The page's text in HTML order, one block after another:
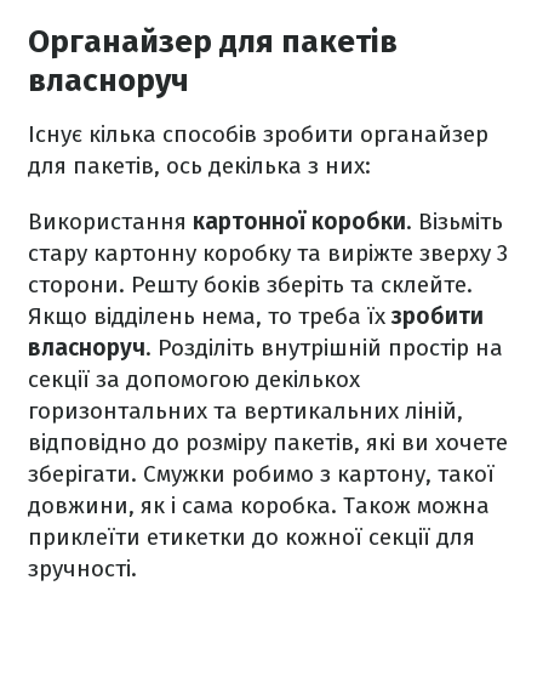
Органайзер для пакетів
власноруч
Існує кілька способів зробити органайзер
для пакетів, ось декілька з них:
Використання картонної коробки. Візьміть
стару картонну коробку та виріжте зверху 3
сторони. Решту боків зберіть та склейте.
Якщо відділень нема, то треба їхзробити
власноруч. Розділіть внутрішній простір на
секції за допомогою декількох
горизонтальних та вертикальних ліній,
відповідно до розміру пакетів, які ви хочете
зберігати. Смужки робимо з картону, такої
довжини, як і сама коробка. Також можна
приклеїти етикетки до кожної секції для
зручності.